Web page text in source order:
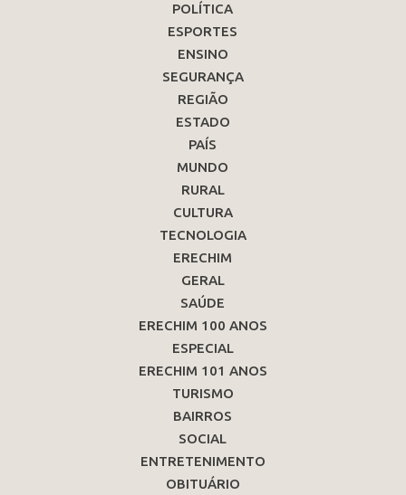
POLÍTICA
ESPORTES
ENSINO
SEGURANÇA
REGIÃO
ESTADO
PAÍS
MUNDO
RURAL
CULTURA
TECNOLOGIA
ERECHIM
GERAL
SAÚDE
ERECHIM 100 ANOS
ESPECIAL
ERECHIM 101 ANOS
TURISMO
BAIRROS
SOCIAL
ENTRETENIMENTO
OBITUÁRIO